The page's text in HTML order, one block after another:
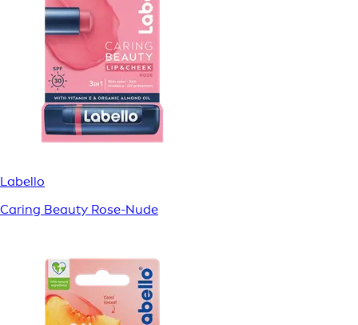
Labello
Caring Beauty Rose-Nude